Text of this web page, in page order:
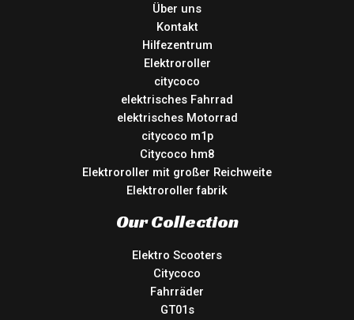
Über uns
Kontakt
Hilfezentrum
Elektroroller
citycoco
elektrisches Fahrrad
elektrisches Motorrad
citycoco m1p
Citycoco hm8
Elektroroller mit großer Reichweite
Elektroroller fabrik
Our Collection
Elektro Scooters
Citycoco
Fahrräder
GT01s